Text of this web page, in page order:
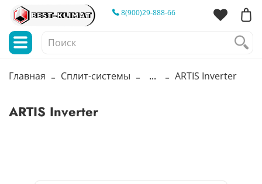
8(900)29-888-66
Главная Сплит-системы ... ARTIS Inverter
ARTIS Inverter